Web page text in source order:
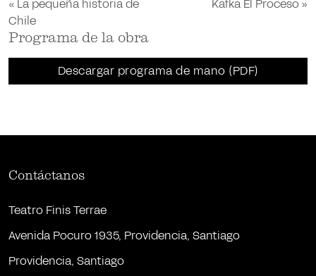
« La pequeña historia de
Chile
Kafka El Proceso »
Programa de la obra
Descargar programa de mano (PDF)
Contáctanos
Teatro Finis Terrae
Avenida Pocuro 1935, Providencia, Santiago
Providencia, Santiago